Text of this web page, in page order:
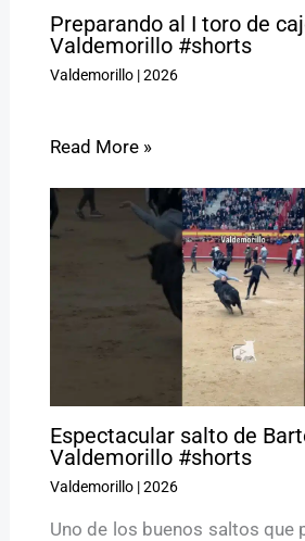
Preparando al I toro de
Valdemorillo #shorts
Valdemorillo|2026
Read More »
Espectacular salto de
Valdemorillo #shorts
Valdemorillo|2026
Uno de los buenos saltos que